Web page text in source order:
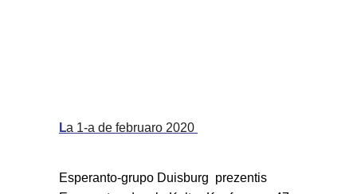
La 1-a de februaro 2020
Esperanto-grupo Duisburg prezentis